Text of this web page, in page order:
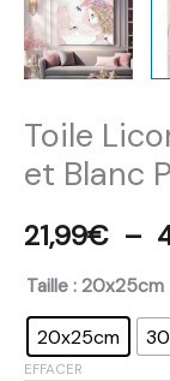
Toile
et Blanc
21,99€ –
Taille : 20x25cm
20x25cm
EFFACER